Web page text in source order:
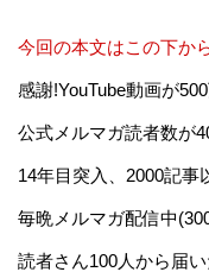
今回の本文はこの下か
感謝!YouTube動画が
公式メルマガ読者数が
14年目突入、2000記事
毎晩メルマガ配信中
読者さん100人から届